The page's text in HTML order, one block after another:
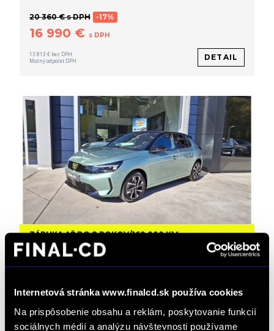
Internetová stránka www.finalcd.sk používa cookies
Na prispôsobenie obsahu a reklám, poskytovanie funkcií
sociálnych médií a analýzu návštevnosti používame
20 360 € s DPH -17%
16 990 € s DPH
13 813 € bez DPH
Možný odpočet DPH
DETAIL
ZÁRUKA AŽ DO 8 ROKOV/160 000 KM
Opel Corsa NEW 1.2 Hybrid YES 110k e-
Automat / 0 km / 2026 / 81 kW / 110 PS / Mild Hybrid
23 520 € s DPH